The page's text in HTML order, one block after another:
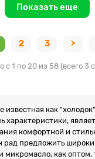
Показать еще
2 3 >
с 1 по 20 из 58 (всего 3
известная как
характеристики,
комфортной и
рад предложить
микромасло, как оптом,